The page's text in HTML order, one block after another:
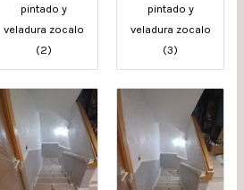
pintado y
veladura zocalo
(2)
pintado y
veladura zocalo
(3)